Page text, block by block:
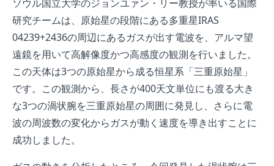
ソウル国立大学のジョンユァン・リー教授が率いる国際
研究チームは、原始星の段階にある多重星IRAS
04239+2436の周辺にあるガスが出す電波を、アルマ望
遠鏡を用いて高解像度かつ高感度の観測を行いました。
この天体は3つの原始星から成る恒星系「三重原始星」
です。この観測から、長さが400天文単位にも渡る大き
な3つの渦状腕を三重原始星の周囲に発見し、さらに電
波の周波数の変化からガスが動く速度を導き出すことに
成功しました。